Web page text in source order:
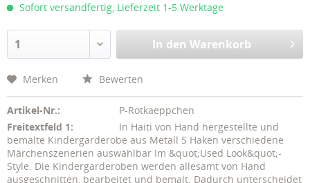
Sofort versandfertig, Lieferzeit 1-5 Werktage
In den Warenkorb
Merken Bewerten
Artikel-Nr.:
P-Rotkaeppchen
Freitextfeld 1:
In Haiti von Hand hergestellte und
bemalte Kindergarderobe aus Metall 5 Haken verschiedene
Märchenszenerien auswählbar Im &quot;Used Look&quot;-
Style. Die Kindergarderoben werden allesamt von Hand
ausgeschnitten, bearbeitet und bemalt. Dadurch unterscheidet